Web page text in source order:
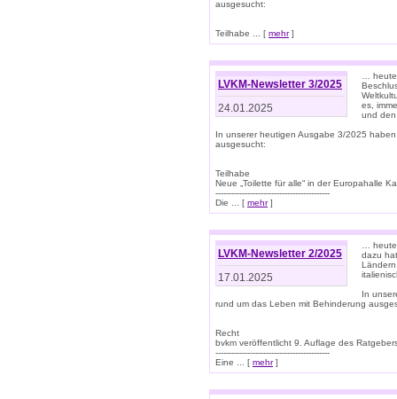
ausgesucht:
Teilhabe ... [ mehr]
LVKM-Newsletter 3/2025
24.01.2025
…
es,
und
In unserer heutigen Ausgabe 3/2025
ausgesucht:
Teilhabe
Neue „Toilette für alle“ in der Europahalle
-------------------------------------------
Die ... [ mehr]
LVKM-Newsletter 2/2025
17.01.2025
…
dazu
In
rund um das Leben mit Behinderung
Recht
bvkm veröffentlicht 9. Auflage des
-------------------------------------------
Eine ... [ mehr]